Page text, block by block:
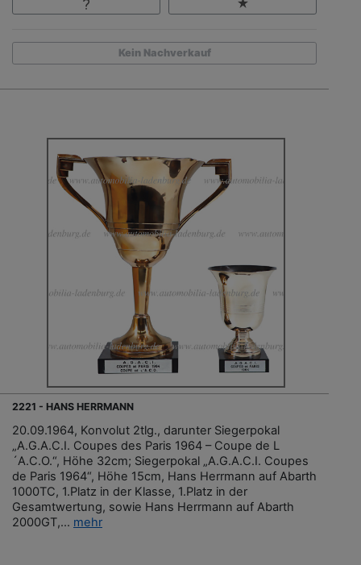
Kein Nachverkauf
2221 - HANS HERRMANN
20.09.1964, Konvolut 2tlg., darunter Siegerpokal
„A.G.A.C.I. Coupes des Paris 1964 – Coupe de L
´A.C.O.“, Höhe 32cm; Siegerpokal „A.G.A.C.I. Coupes
de Paris 1964“, Höhe 15cm, Hans Herrmann auf Abarth
1000TC, 1.Platz in der Klasse, 1.Platz in der
Gesamtwertung, sowie Hans Herrmann auf Abarth
2000GT,... mehr